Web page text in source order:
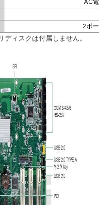
AC
2ポ
ィスクは付属しません。